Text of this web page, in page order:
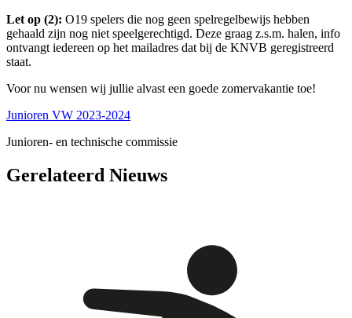
Let op (2): O19 spelers die nog geen spelregelbewijs hebben
gehaald zijn nog niet speelgerechtigd. Deze graag z.s.m. halen, info
ontvangt iedereen op het mailadres dat bij de KNVB geregistreerd
staat.
Voor nu wensen wij jullie alvast een goede zomervakantie toe!
Junioren VW 2023-2024
Junioren- en technische commissie
Gerelateerd Nieuws